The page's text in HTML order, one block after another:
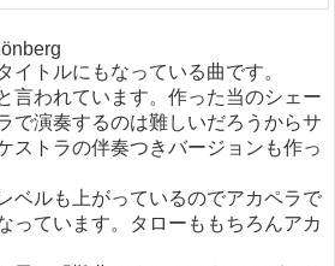
イトルにもなっている曲です。
言われています。作った当のシェー
で演奏するのは難しいだろうからサ
ストラの伴奏つきバージョンも作っ
ベルも上がっているのでアカペラで
っています。タローももちろんアカ